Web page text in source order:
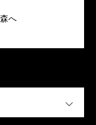
へ